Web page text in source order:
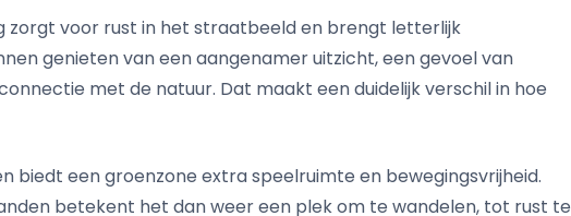
zorgt voor rust in het straatbeeld en brengt letterlijk
genieten van een aangenamer uitzicht, een gevoel van
met de natuur. Dat maakt een duidelijk verschil in hoe
biedt een groenzone extra speelruimte en bewegingsvrijheid.
betekent het dan weer een plek om te wandelen, tot rust te